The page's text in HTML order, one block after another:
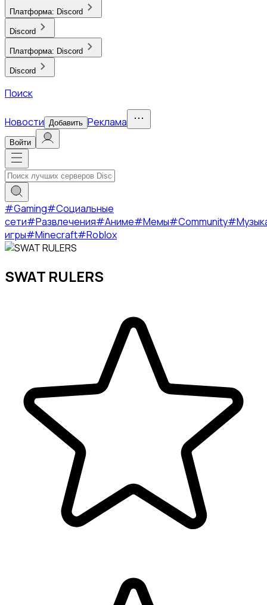
Платформа: Discord
Discord
Платформа: Discord
Discord
Поиск
Новости Добавить Реклама
Войти
#Gaming#Социальные
сети#Развлечения#Аниме#Мемы#Community#
игры#Minecraft#Roblox
SWAT RULERS